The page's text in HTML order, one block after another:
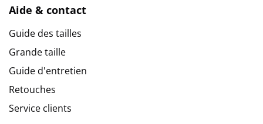
Aide & contact
Guide des tailles
Grande taille
Guide d'entretien
Retouches
Service clients